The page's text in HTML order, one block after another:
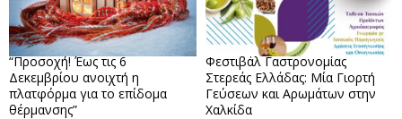
“Προσοχή! Έως τις 6
Δεκεμβρίου ανοιχτή η
πλατφόρμα για το επίδομα
θέρμανσης”
Φεστιβάλ Γαστρονομίας
Στερεάς Ελλάδας: Μία Γιορτή
Γεύσεων και Αρωμάτων στην
Χαλκίδα